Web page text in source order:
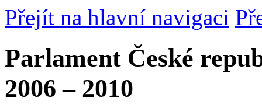
Přejít na hlavní navigaci
Parlament České
2006 – 2010